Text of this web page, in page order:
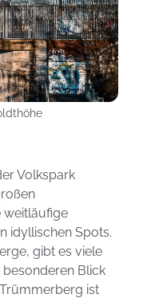
Volkspark
weitläufige
idyllischen Spots.
gibt es viele
Blick
ist